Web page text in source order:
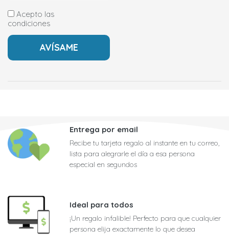
Acepto las
condiciones
Entrega por email
Recibe tu tarjeta regalo al instante en tu correo,
lista para alegrarle el día a esa persona
especial en segundos
Ideal para todos
¡Un regalo infalible! Perfecto para que cualquier
persona elija exactamente lo que desea